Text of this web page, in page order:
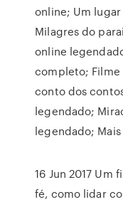
online; Um
Milagres do
online
completo; Filme
conto dos
legendado;
legendado;
16 Jun 2017 Um
fé, como lidar